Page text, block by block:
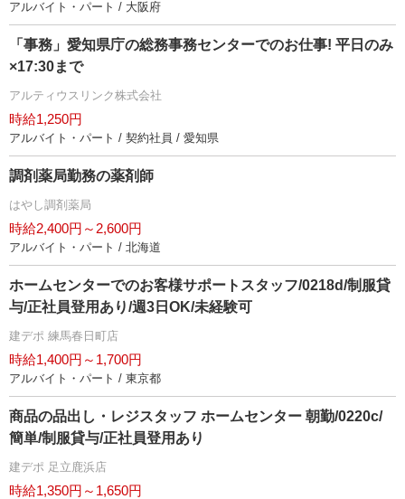
アルバイト・パート / 大阪府
「事務」愛知県庁の総務事務センターでのお仕事! 平日のみ
×17:30まで
アルティウスリンク株式会社
時給1,250円
アルバイト・パート / 契約社員 / 愛知県
調剤薬局勤務の薬剤師
はやし調剤薬局
時給2,400円～2,600円
アルバイト・パート / 北海道
ホームセンターでのお客様サポートスタッフ/0218d/制服貸
与/正社員登用あり/週3日OK/未経験可
建デポ 練馬春日町店
時給1,400円～1,700円
アルバイト・パート / 東京都
商品の品出し・レジスタッフ ホームセンター 朝勤/0220c/
簡単/制服貸与/正社員登用あり
建デポ 足立鹿浜店
時給1,350円～1,650円